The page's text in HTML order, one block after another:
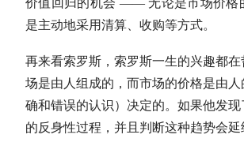
价值回归的机会 —— 无论是市场价格
是主动地采用清算、收购等方式。
再来看索罗斯，索罗斯一生的兴趣都
场是由人组成的，而市场的价格是由
确和错误的认识）决定的。如果他发
的反身性过程，并且判断这种趋势会